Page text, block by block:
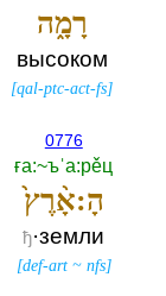
רָמָ֑ה
высоком
[qal-ptc-act-fs]
0776
ға:~ъˈа:рěц
הָ:אָ֨רֶץ֙
ђ·земли
[def-art~ nfs]